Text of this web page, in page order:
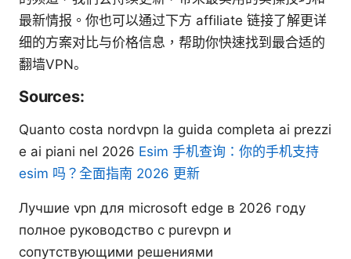
最新情报。你也可以通过下方 affiliate 链接了解更详
细的方案对比与价格信息，帮助你快速找到最合适的
翻墙VPN。
Sources:
Quanto costa nordvpn la guida completa ai prezzi
e ai piani nel 2026 Esim 手机查询：你的手机支持
esim 吗？全面指南 2026 更新
Лучшие vpn для microsoft edge в 2026 году
полное руководство с purevpn и
сопутствующими решениями